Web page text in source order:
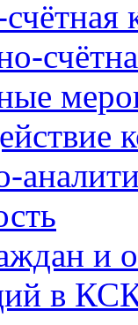
и
в